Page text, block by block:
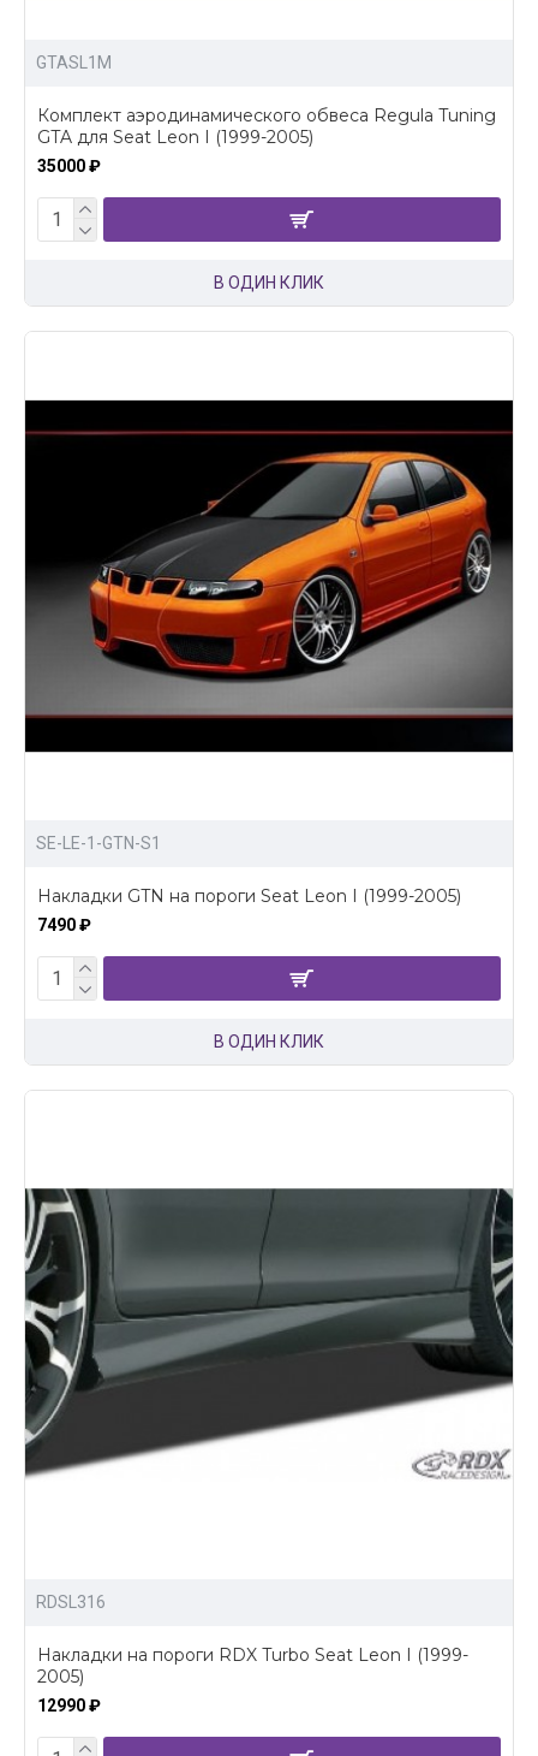
GTASL1M
Комплект аэродинамического обвеса Regula Tuning
GTA для Seat Leon I (1999-2005)
35000 ₽
В ОДИН КЛИК
SE-LE-1-GTN-S1
Накладки GTN на пороги Seat Leon I (1999-2005)
7490 ₽
В ОДИН КЛИК
RDSL316
Накладки на пороги RDX Turbo Seat Leon I (1999-
2005)
12990 ₽